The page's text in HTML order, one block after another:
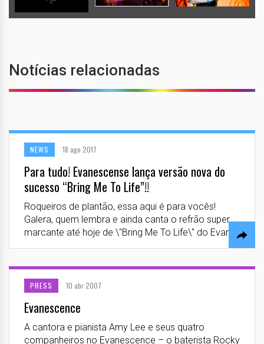
Notícias relacionadas
NEWS 18 ago 2017
Para tudo! Evanescense lança versão nova do
sucesso “Bring Me To Life”!!
Roqueiros de plantão, essa aqui é para vocês!
Galera, quem lembra e ainda canta o refrão super
marcante até hoje de \"Bring Me To Life\" do Evan...
PRESS 10 abr 2007
Evanescence
A cantora e pianista Amy Lee e seus quatro
companheiros no Evanescence – o baterista Rocky